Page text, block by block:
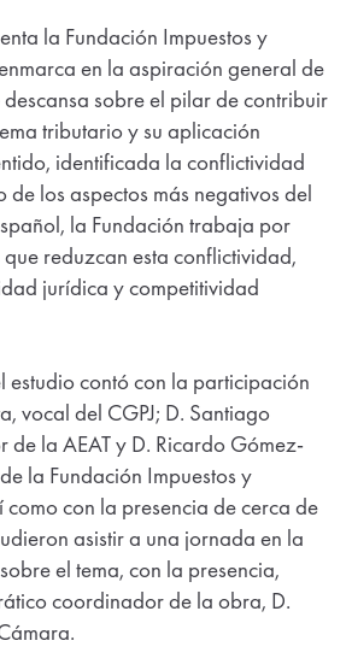
la Fundación Impuestos y
en la aspiración general de
descansa sobre el pilar de contribuir
tributario y su aplicación
identificada la conflictividad
los aspectos más negativos del
la Fundación trabaja por
reduzcan esta conflictividad,
jurídica y competitividad
estudio contó con la participación
vocal del CGPJ; D. Santiago
de la AEAT y D. Ricardo Gómez-
la Fundación Impuestos y
con la presencia de cerca de
asistir a una jornada en la
el tema, con la presencia,
coordinador de la obra, D.